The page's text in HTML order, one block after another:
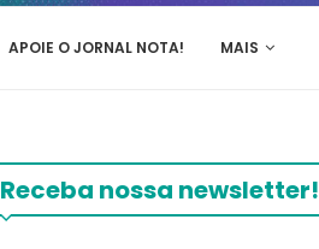
APOIE O JORNAL NOTA! MAIS
Receba nossa newsletter!